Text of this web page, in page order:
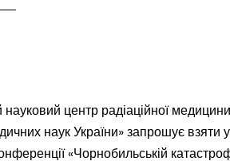
центр радіаційної медицини,
наук України» запрошує взяти
«Чорнобильській